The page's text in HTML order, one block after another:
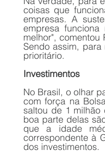
coisas que
empresas. A
empresa
melhor",
Sendo assim,
prioritário.
Investimentos
No Brasil, o olhar
com força na
saltou de 1
boa parte delas
que a idade
correspondente à
dos investimentos.